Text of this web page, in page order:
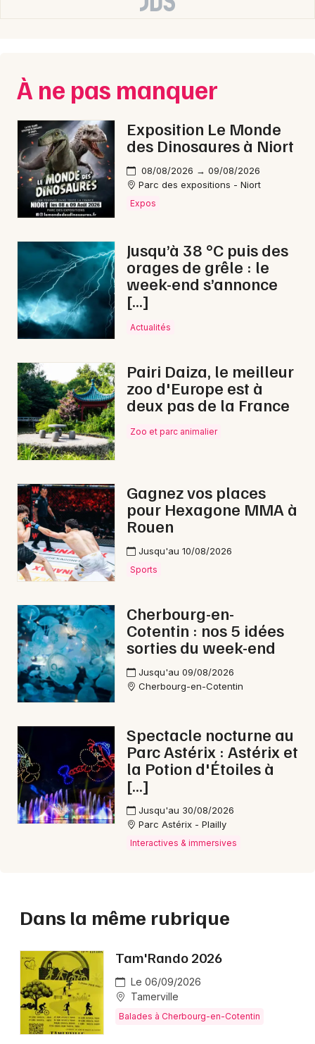
50 - Manche
Choisir mes départements
Mon email
Je m'abonne
À ne pas manquer
Exposition Le Monde
des Dinosaures à Niort
08/08/2026 → 09/08/2026
Parc des expositions - Niort
Expos
Jusqu’à 38 °C puis des
orages de grêle : le
week-end s’annonce
[…]
Actualités
Pairi Daiza, le meilleur
zoo d'Europe est à
deux pas de la France
Zoo et parc animalier
Gagnez vos places
pour Hexagone MMA à
Rouen
Jusqu'au 10/08/2026
Sports
Cherbourg-en-
Cotentin : nos 5 idées
sorties du week-end
Jusqu'au 09/08/2026
Cherbourg-en-Cotentin
Spectacle nocturne au
Parc Astérix : Astérix et
la Potion d'Étoiles à
[…]
Jusqu'au 30/08/2026
Parc Astérix - Plailly
Interactives & immersives
Dans la même rubrique
Tam'Rando 2026
Le 06/09/2026
Tamerville
Balades à Cherbourg-en-Cotentin